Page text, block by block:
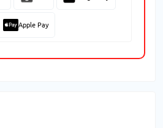
Apple Pay